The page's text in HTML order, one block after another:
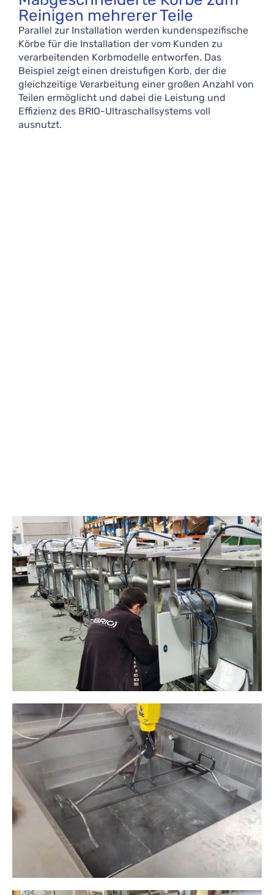
Reinigen mehrerer Teile
Parallel zur Installation werden kundenspezifische
Körbe für die Installation der vom Kunden zu
verarbeitenden Korbmodelle entworfen. Das
Beispiel zeigt einen dreistufigen Korb, der die
gleichzeitige Verarbeitung einer großen Anzahl von
Teilen ermöglicht und dabei die Leistung und
Effizienz des BRIO-Ultraschallsystems voll
ausnutzt.